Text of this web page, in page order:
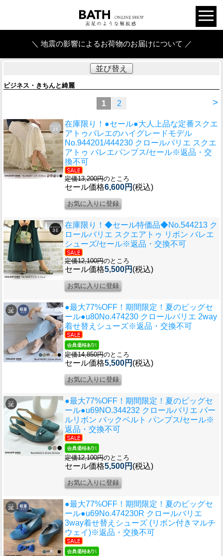
＼ 地震の影響によるお荷物のお届けについて ／
並び替え
ビジネス・きちんと綺麗
>
1 2
在庫限り！●セール●大人上品な定番スクエ
アトゥバレエのハイグレードモデル
No.944201/444230 クロールバリエ スクエ
アトゥ バレエパンプス/セール※返品・交
換不可
定価13,200円のところ
セール価格6,600円 (税込)
在庫限り！◆セール特価品◆No.544213 ク
ロールバリエ スクエアトゥ リボン バレエ
シューズ/セール※返品・交換不可
定価12,100円のところ
セール価格5,500円 (税込)
●最大77%OFF！期間限定！夏のビッグセ
ール●u80No.474230 クロールバリエ 2way
着せ替えシューズ※返品・交換不可
定価14,850円のところ
セール価格5,500円 (税込)
●最大77%OFF！期間限定！夏のビッグセ
ール●u69NO.344232 クロールバリエ パー
ルリボン バックベルト パンプス/セール※
返品・交換不可
定価12,100円のところ
セール価格5,500円 (税込)
●最大77%OFF！期間限定！夏のビッグセ
ール●u69No.474230R クロールバリエ
3way着せ替えシューズ (リボン付きマルチ
ウェイ)※返品・交換不可